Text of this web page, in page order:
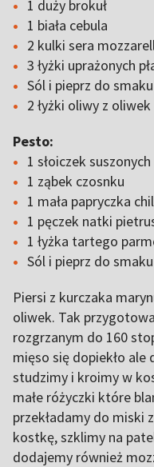
1 duży brokuł
1 biała cebula
2 kulki sera
3 łyżki uprażonych
Sól i pieprz do smaku
2 łyżki oliwy z oliwek
Pesto:
1 słoiczek
1 ząbek czosnku
1 mała papryczka
1 pęczek natki
1 łyżka tartego
Sól i pieprz do smaku
Piersi z kurczaka
oliwek. Tak
rozgrzanym do 160
mięso się dopiekło ale
studzimy i kroimy w
małe różyczki które
przekładamy do miski
kostkę, szklimy na
dodajemy również